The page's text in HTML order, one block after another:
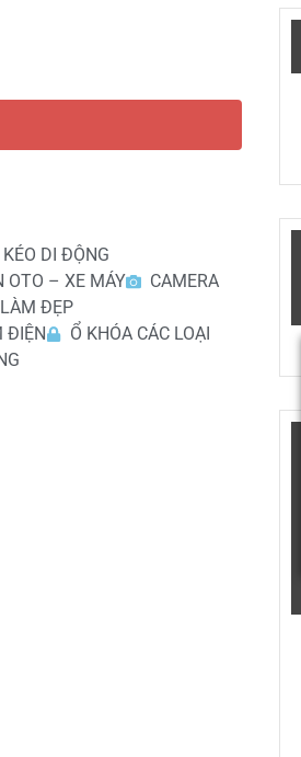
DI ĐỘNG
OTO – XE MÁY
CAMERA
ĐẸP
ĐIỆN
Ổ KHÓA CÁC LOẠI